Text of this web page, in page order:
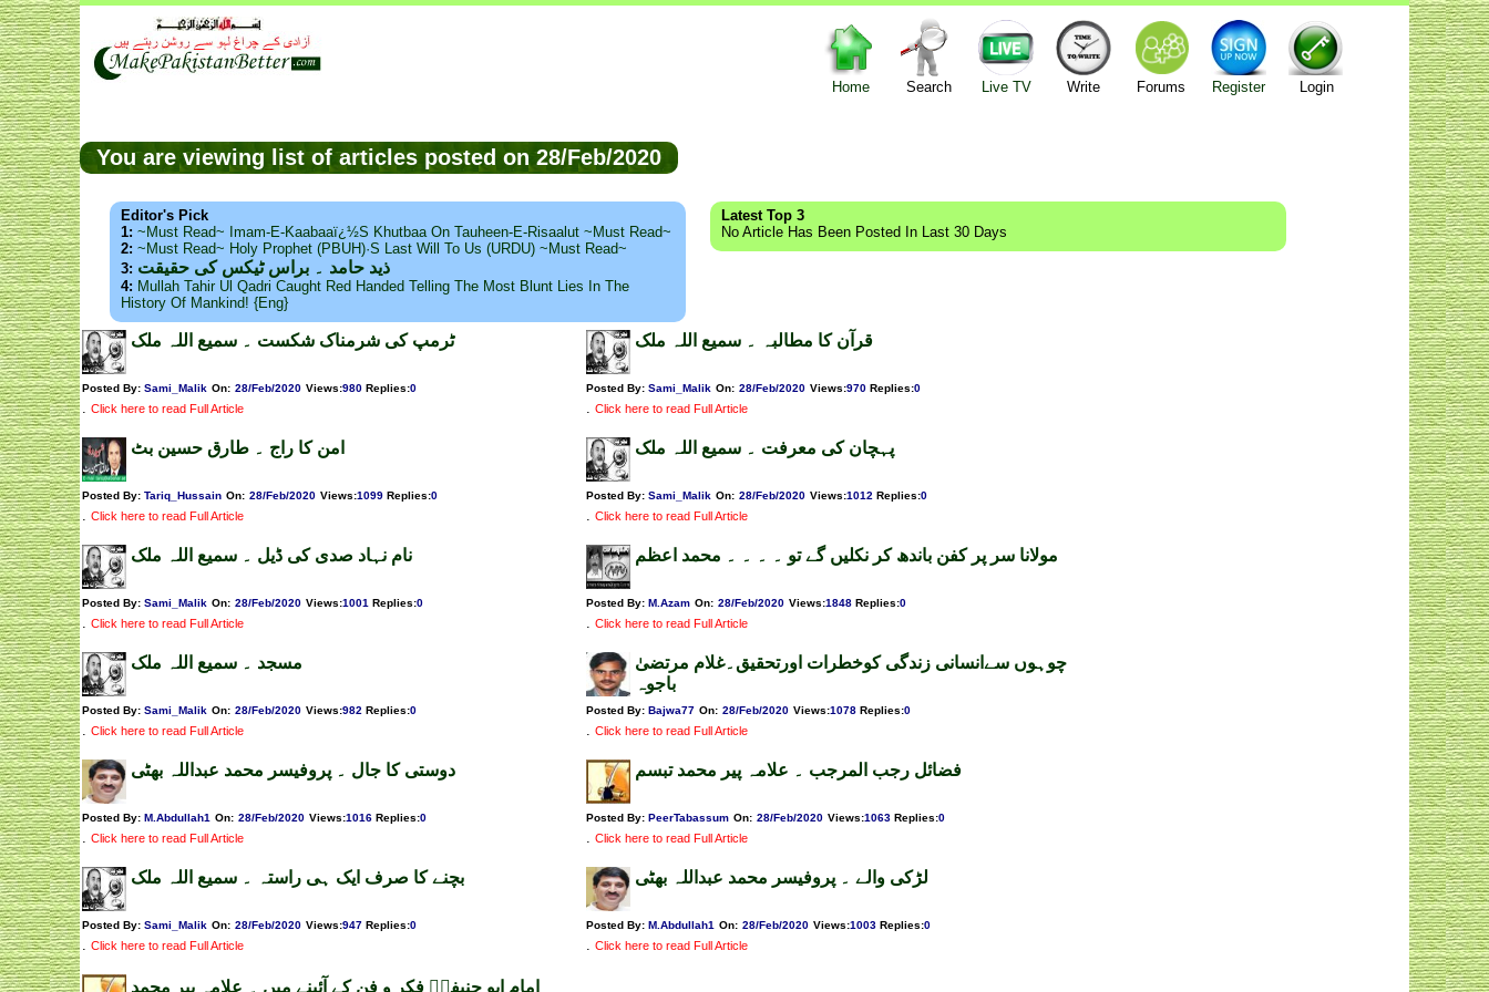
Home Search Live TV Write Forums Register Login
You are viewing list of articles posted on 28/Feb/2020
Editor's Pick
1: ~Must Read~ Imam-E-Kaabaaï¿½s Khutbaa On Tauheen-E-Risaalut ~Must Read~
2: ~Must Read~ Holy Prophet (PBUH)·s Last Will To Us (URDU) ~Must Read~
3: ذید حامد ۔ براس ٹیکس کی حقیقت
4: Mullah Tahir Ul Qadri Caught Red Handed Telling The Most Blunt Lies In The
History Of Mankind! {Eng}
Latest Top 3
No Article Has Been Posted In Last 30 Days
ٹرمپ کی شرمناک شکست ۔ سمیع اللہ ملک
Posted By: Sami_Malik On: 28/Feb/2020 Views:980 Replies:0
. Click here to read Full Article
قرآن کا مطالبہ ۔ سمیع اللہ ملک
Posted By: Sami_Malik On: 28/Feb/2020 Views:970 Replies:0
. Click here to read Full Article
امن کا راج ۔ طارق حسین بٹ
Posted By: Tariq_Hussain On: 28/Feb/2020 Views:1099 Replies:0
. Click here to read Full Article
پہچان کی معرفت ۔ سمیع اللہ ملک
Posted By: Sami_Malik On: 28/Feb/2020 Views:1012 Replies:0
. Click here to read Full Article
نام نہاد صدی کی ڈیل ۔ سمیع اللہ ملک
Posted By: Sami_Malik On: 28/Feb/2020 Views:1001 Replies:0
. Click here to read Full Article
مولانا سر پر کفن باندھ کر نکلیں گے تو ۔ ۔ ۔ ۔ محمد اعظم
Posted By: M.Azam On: 28/Feb/2020 Views:1848 Replies:0
. Click here to read Full Article
مسجد ۔ سمیع اللہ ملک
Posted By: Sami_Malik On: 28/Feb/2020 Views:982 Replies:0
. Click here to read Full Article
چوہوں سےانسانی زندگی کوخطرات اورتحقیق۔غلام مرتضیٰ
باجوہ
Posted By: Bajwa77 On: 28/Feb/2020 Views:1078 Replies:0
. Click here to read Full Article
دوستی کا جال ۔ پروفیسر محمد عبداللہ بھٹی
Posted By: M.Abdullah1 On: 28/Feb/2020 Views:1016 Replies:0
. Click here to read Full Article
فضائل رجب المرجب ۔ علامہ پیر محمد تبسم
Posted By: PeerTabassum On: 28/Feb/2020 Views:1063 Replies:0
. Click here to read Full Article
بچنے کا صرف ایک ہی راستہ ۔ سمیع اللہ ملک
Posted By: Sami_Malik On: 28/Feb/2020 Views:947 Replies:0
. Click here to read Full Article
لڑکی والے ۔ پروفیسر محمد عبداللہ بھٹی
Posted By: M.Abdullah1 On: 28/Feb/2020 Views:1003 Replies:0
. Click here to read Full Article
امام ابو حنیفہؒ فکر و فن کے آئینے میں ۔ علامہ پیر محمد